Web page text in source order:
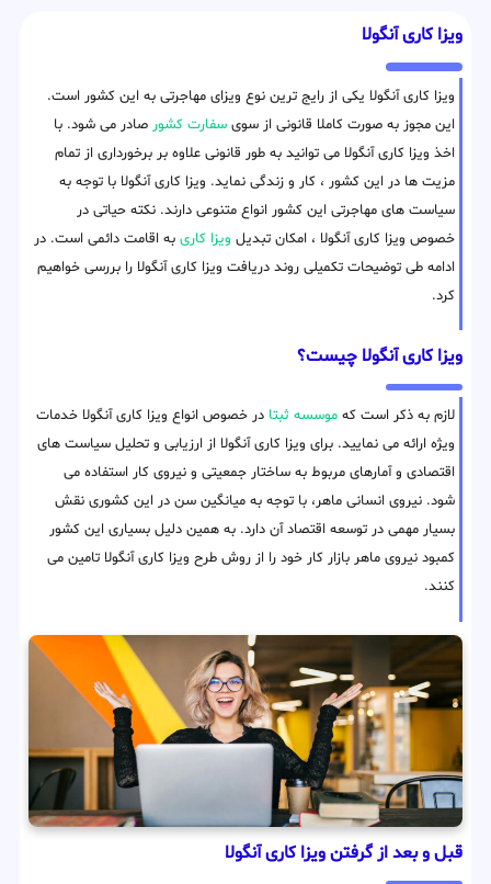
ویزا کاری آنگولا
ویزا کاری آنگولا یکی از رایج ترین نوع ویزای مهاجرتی به این کشور است.
این مجوز به صورت کاملا قانونی از سوی سفارت کشور صادر می شود. با
اخذ ویزا کاری آنگولا می توانید به طور قانونی علاوه بر برخورداری از تمام
مزیت ها در این کشور ، کار و زندگی نماید. ویزا کاری آنگولا با توجه به
سیاست های مهاجرتی این کشور انواع متنوعی دارند. نکته حیاتی در
خصوص ویزا کاری آنگولا ، امکان تبدیل ویزا کاری به اقامت دائمی است. در
ادامه طی توضیحات تکمیلی روند دریافت ویزا کاری آنگولا را بررسی خواهیم
کرد.
ویزا کاری آنگولا چیست؟
لازم به ذکر است که موسسه ثبتا در خصوص انواع ویزا کاری آنگولا خدمات
ویژه ارائه می نمایید. برای ویزا کاری آنگولا از ارزیابی و تحلیل سیاست های
اقتصادی و آمارهای مربوط به ساختار جمعیتی و نیروی کار استفاده می
شود. نیروی انسانی ماهر، با توجه به میانگین سن در این کشوری نقش
بسیار مهمی در توسعه اقتصاد آن دارد. به همین دلیل بسیاری این کشور
کمبود نیروی ماهر بازار کار خود را از روش طرح ویزا کاری آنگولا تامین می
کنند.
قبل و بعد از گرفتن ویزا کاری آنگولا